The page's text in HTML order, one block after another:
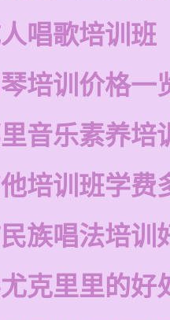
唱歌培训班
培训价格一
音乐素养培
培训班学费
族唱法培训
克里里的好